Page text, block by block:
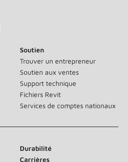
Soutien
Trouver un entrepreneur
Soutien aux ventes
Support technique
Fichiers Revit
Services de comptes nationaux
Durabilité
Carrières